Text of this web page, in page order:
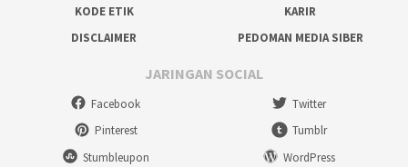
KODE ETIK
KARIR
DISCLAIMER
PEDOMAN MEDIA SIBER
JARINGAN SOCIAL
Facebook
Twitter
Pinterest
Tumblr
Stumbleupon
WordPress